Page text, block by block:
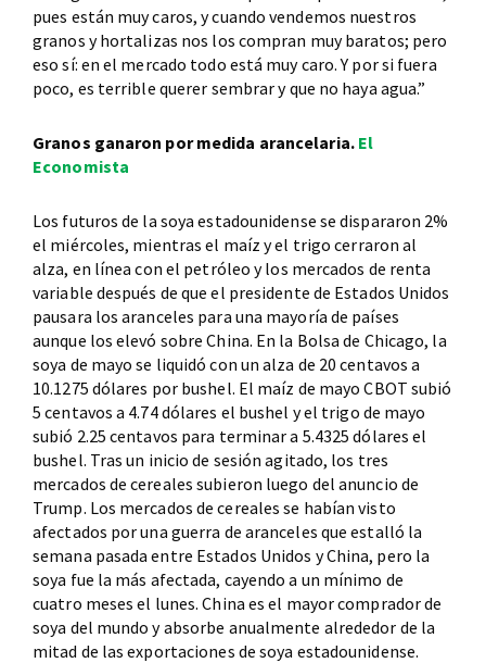
pues están muy caros, y cuando vendemos nuestros
granos y hortalizas nos los compran muy baratos; pero
eso sí: en el mercado todo está muy caro. Y por si fuera
poco, es terrible querer sembrar y que no haya agua.”
Granos ganaron por medida arancelaria. El
Economista
Los futuros de la soya estadounidense se dispararon 2%
el miércoles, mientras el maíz y el trigo cerraron al
alza, en línea con el petróleo y los mercados de renta
variable después de que el presidente de Estados Unidos
pausara los aranceles para una mayoría de países
aunque los elevó sobre China. En la Bolsa de Chicago, la
soya de mayo se liquidó con un alza de 20 centavos a
10.1275 dólares por bushel. El maíz de mayo CBOT subió
5 centavos a 4.74 dólares el bushel y el trigo de mayo
subió 2.25 centavos para terminar a 5.4325 dólares el
bushel. Tras un inicio de sesión agitado, los tres
mercados de cereales subieron luego del anuncio de
Trump. Los mercados de cereales se habían visto
afectados por una guerra de aranceles que estalló la
semana pasada entre Estados Unidos y China, pero la
soya fue la más afectada, cayendo a un mínimo de
cuatro meses el lunes. China es el mayor comprador de
soya del mundo y absorbe anualmente alrededor de la
mitad de las exportaciones de soya estadounidense.